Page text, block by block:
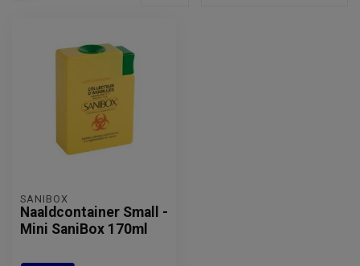
SANIBOX
Naaldcontainer Small -
Mini SaniBox 170ml